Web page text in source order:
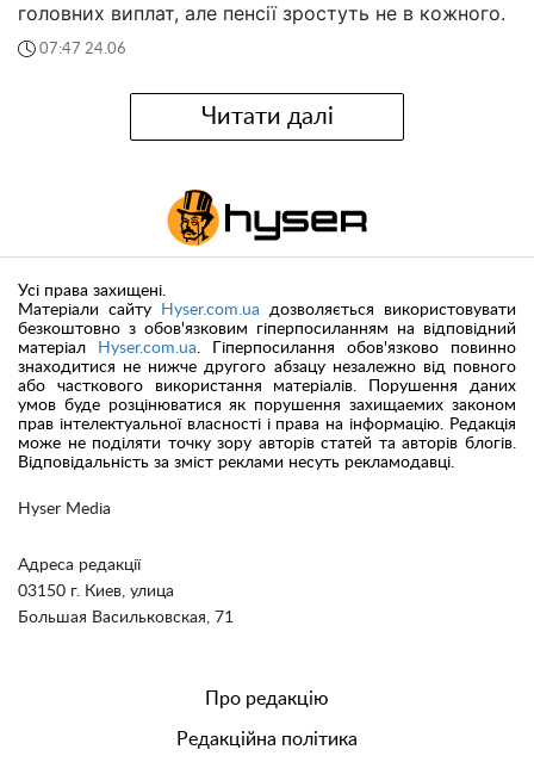
головних виплат, але пенсії зростуть не в кожного.
07:47 24.06
Читати далі
Hyser Media
Адреса редакції
03150 г. Киев, улица
Большая Васильковская, 71
Усі права захищені.
Матеріали сайту
Hyser.com.ua дозволяється використовувати
безкоштовно з обов'язковим гіперпосиланням на відповідний
матеріал
Hyser.com.ua. Гіперпосилання обов'язково повинно
знаходитися не нижче другого абзацу незалежно від повного
або часткового використання матеріалів. Порушення даних
умов буде розцінюватися як порушення захищаемих законом
прав інтелектуальної власності і права на інформацію. Редакція
може не поділяти точку зору авторів статей та авторів блогів.
Відповідальність за зміст реклами несуть рекламодавці.
Про редакцію
Редакційна політика